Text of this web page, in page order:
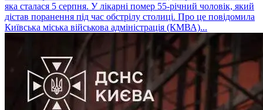
яка сталася 5 серпня. У лікарні помер 55-річний чоловік, який
дістав поранення під час обстрілу столиці. Про це повідомила
Київська міська військова адміністрація (КМВА)...